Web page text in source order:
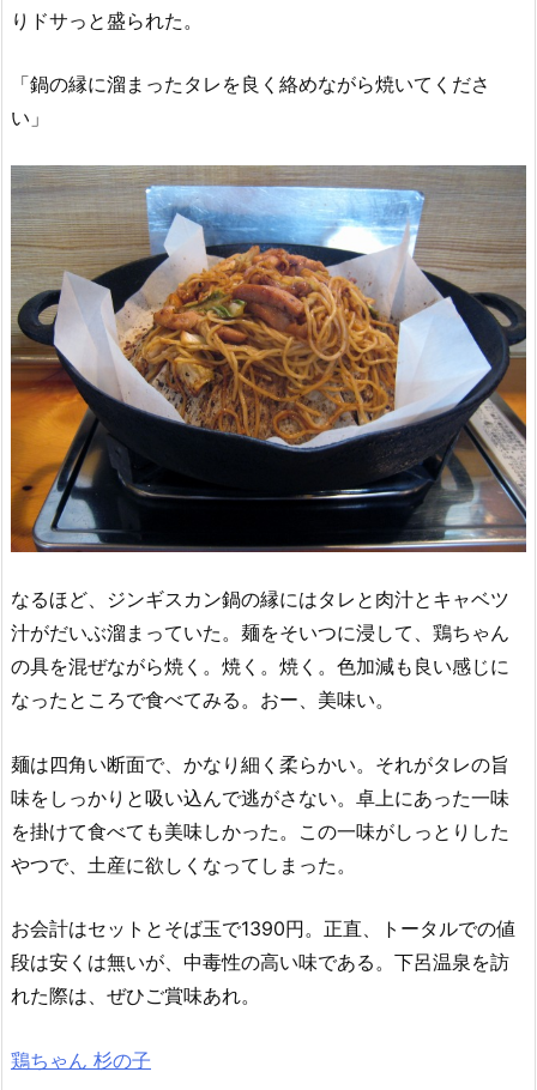
りドサっと盛られた。
「鍋の縁に溜まったタレを良く絡めながら焼いてくださ
い」
なるほど、ジンギスカン鍋の縁にはタレと肉汁とキャベツ
汁がだいぶ溜まっていた。麺をそいつに浸して、鶏ちゃん
の具を混ぜながら焼く。焼く。焼く。色加減も良い感じに
なったところで食べてみる。おー、美味い。
麺は四角い断面で、かなり細く柔らかい。それがタレの旨
味をしっかりと吸い込んで逃がさない。卓上にあった一味
を掛けて食べても美味しかった。この一味がしっとりした
やつで、土産に欲しくなってしまった。
お会計はセットとそば玉で1390円。正直、トータルでの値
段は安くは無いが、中毒性の高い味である。下呂温泉を訪
れた際は、ぜひご賞味あれ。
鶏ちゃん 杉の子